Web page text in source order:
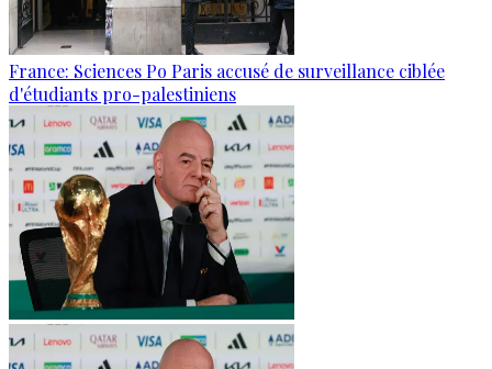
France: Sciences Po Paris accusé de surveillance ciblée
d'étudiants pro-palestiniens